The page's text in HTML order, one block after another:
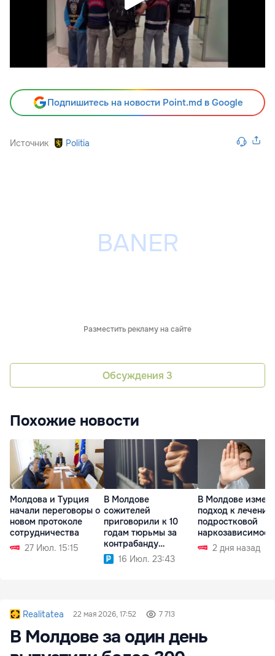
Подпишитесь на новости Point.md в Google
Источник Politia
Разместить рекламу на сайте
Обсуждения 3
Похожие новости
Молдова и Турция
начали переговоры о
новом протоколе
сотрудничества
27 Июл. 15:15
В Молдове
сожителей
приговорили к 10
годам тюрьмы за
контрабанду
наркотиков
16 Июл. 23:43
В Молдове
подход к лечению
подростковой
2 дня назад
Realitatea 22 мая 2026, 17:52 7 713
В Молдове за один день